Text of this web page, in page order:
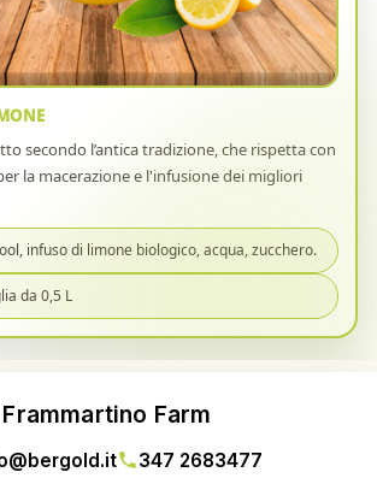
secondo l’antica tradizione, che rispetta con
la macerazione e l'infusione dei migliori
infuso di limone biologico, acqua, zucchero.
da 0,5 L
Frammartino Farm
347 2683477